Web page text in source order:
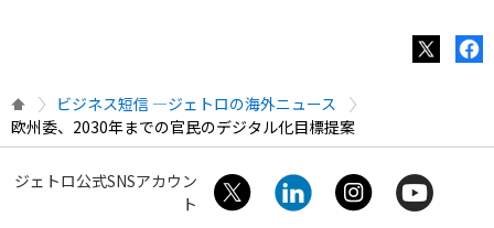
ビジネス短信 ―ジェトロの海外ニュース
欧州委、2030年までの官民のデジタル化目標提案
ジェトロ公式SNSアカウン
ト